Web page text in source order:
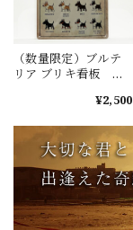
（数量限定）ブルテ
リア ブリキ看板
¥2,500